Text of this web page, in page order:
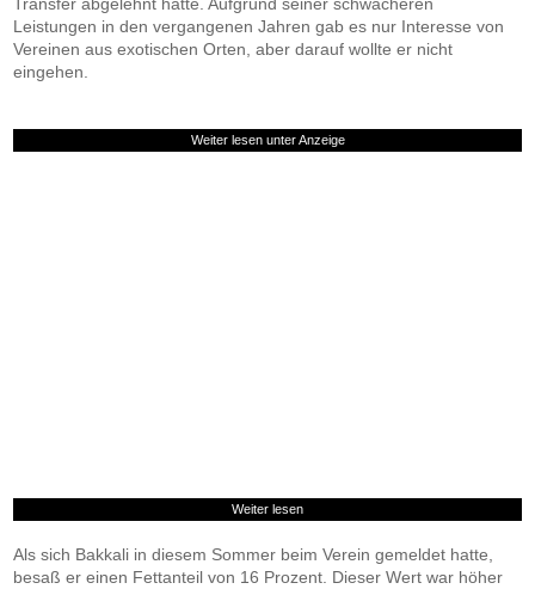
Leistungen in den vergangenen Jahren gab es nur Interesse von
Vereinen aus exotischen Orten, aber darauf wollte er nicht
eingehen.
Weiter lesen unter Anzeige
Weiter lesen
Als sich Bakkali in diesem Sommer beim Verein gemeldet hatte,
besaß er einen Fettanteil von 16 Prozent. Dieser Wert war höher